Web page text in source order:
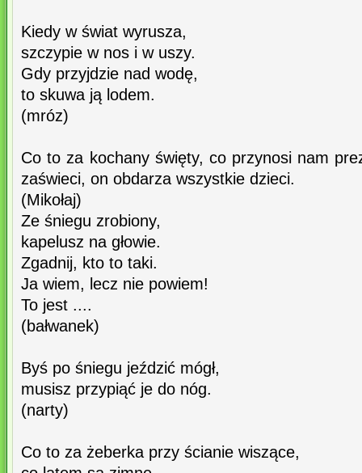
Kiedy w świat wyrusza,
szczypie w nos i w uszy.
Gdy przyjdzie nad wodę,
to skuwa ją lodem.
(mróz)
Co to za kochany święty, co przynosi nam
zaświeci, on obdarza wszystkie dzieci.
(Mikołaj)
Ze śniegu zrobiony,
kapelusz na głowie.
Zgadnij, kto to taki.
Ja wiem, lecz nie powiem!
To jest ....
(bałwanek)
Byś po śniegu jeździć mógł,
musisz przypiąć je do nóg.
(narty)
Co to za żeberka przy ścianie wiszące,